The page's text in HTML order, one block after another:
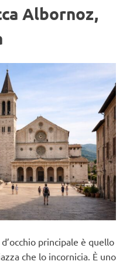
Albornoz,
d’occhio principale è quello
che lo incornicia. È uno